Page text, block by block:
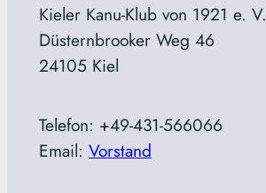
Kieler Kanu-Klub von 1921 e. V.
Düsternbrooker Weg 46
24105 Kiel
Telefon: +49-431-566066
Email: Vorstand